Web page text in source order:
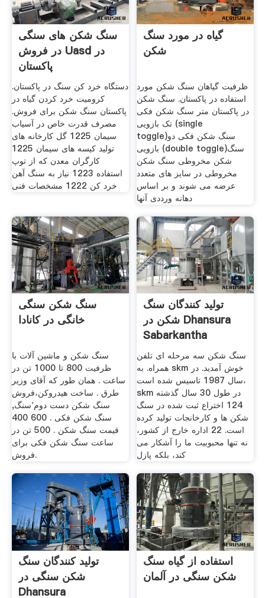
سنگ شکن های سنگی
در فروش Uasd در
پاکستان
دستگاه خرد کن سنگ در پاکستان.
کرومیت خرد کردن گیاه در
پاکستان سنگ شکن برای فروش.
مصرف قدرت خاص در آسیاب
سیمان 1225 گل کارخانه های
تولید کیسه های سیمان 1225
کارگران معدن که از توپ
استفاده 1223 نیاز به سنگ آهن
خرد کن 1222 مشخصات فنی
گیاه در مورد سنگ
شکن
ظرفیت گیاهان سنگ شکن مورد
استفاده در پاکستان. سنگ شکن
در پاکستان متر سنگ شکن فکی
تک بازویی (single
toggle)سنگ شکن فکی دو
بازویی (double toggle)سنگ
شکن مخروطی سنگ شکن
مخروطی در سایز های متعدد
عرضه می شوند و بر اساس
دهانه ورددی آنها
سنگ شکن سنگی
خانگی در کانادا
سنگ شکن و ماشین آلات با
ظرفیت 800 تا 1000 تن در
ساعت . همان طور که آقای وزیر
طرق . ساخت هیدروکن،فروش
سنگ شکن دست دوم٬سنگ,
سنگ شکن فکی . 600 400
قیمت سنگ شکن . 500 تن در
ساعت سنگ شکن فکی برای
فروش.
تولید کنندگان سنگ
شکن در Dhansura
Sabarkantha
سنگ شکن سه مرحله ای تلفن
همراه. به skm خوش آمدید. در
سال 1987 تاسیس شده است،
skm در طول 30 سال گذشته
124 اختراع ثبت شده در سنگ
شکن ها و کارخانجات تولید کرده
است. 22 اداره خارج از کشور،
نه تنها محبوبیت ما را آشکار می
کند، بلکه پازل
تولید کنندگان سنگ
شکن سنگی در
Dhansura
استفاده از گیاه سنگ
شکن سنگی در آلمان